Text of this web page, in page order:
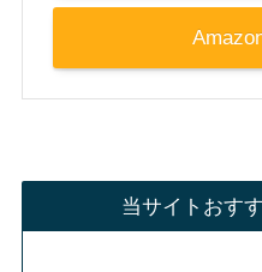
当サイトおす